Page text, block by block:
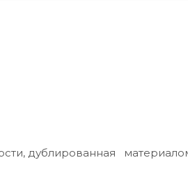
дублированная